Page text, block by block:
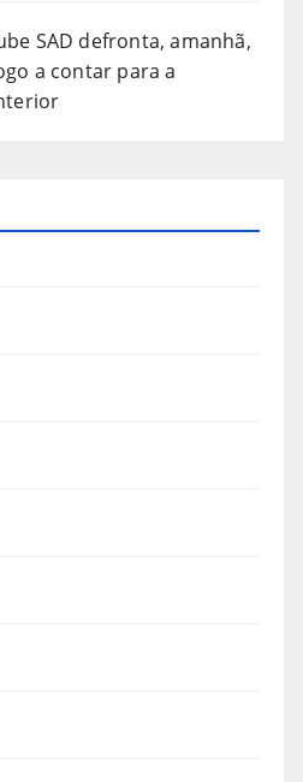
SAD defronta, amanhã,
a contar para a